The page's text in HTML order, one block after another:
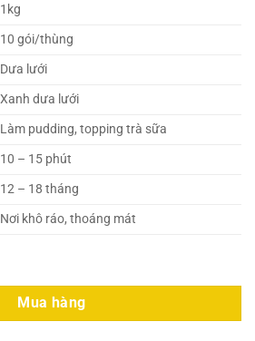
1kg
10 gói/thùng
Dưa lưới
Xanh dưa lưới
Làm pudding, topping trà sữa
10 – 15 phút
12 – 18 tháng
Nơi khô ráo, thoáng mát
Dưa Lưới 1kg (10 Gói/Thùng) số lượng
Mua hàng